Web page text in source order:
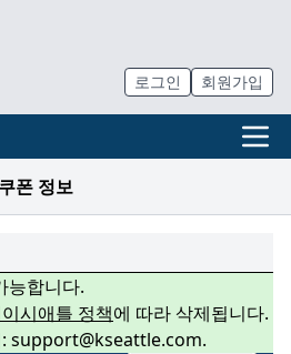
로그인 회원가입
폰 정보
능합니다.
시애틀 정책에 따라 삭제됩니다.
support@kseattle.com.